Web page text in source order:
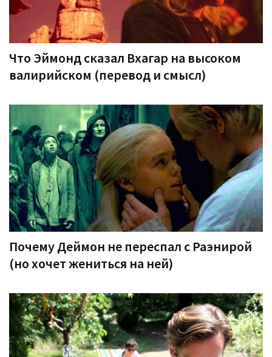
Что Эймонд сказал Вхагар на высоком
валирийском (перевод и смысл)
Почему Деймон не переспал с Раэнирой
(но хочет жениться на ней)